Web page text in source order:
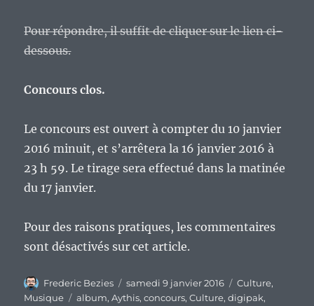
Pour répondre, il suffit de cliquer sur le lien ci-
dessous.
Concours clos.
Le concours est ouvert à compter du 10 janvier
2016 minuit, et s’arrêtera la 16 janvier 2016 à
23 h 59. Le tirage sera effectué dans la matinée
du 17 janvier.
Pour des raisons pratiques, les commentaires
sont désactivés sur cet article.
Auteur
Frederic Bezies
Publié
le
samedi 9 janvier 2016 Catégories
Culture,
Musique
Étiquettes
album,Aythis,concours,Culture,digipak,